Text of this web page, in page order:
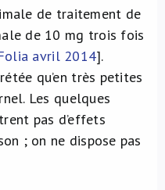
de traitement de
de 10 mg trois fois
avril 2014].
qu’en très petites
Les quelques
pas d’effets
; on ne dispose pas